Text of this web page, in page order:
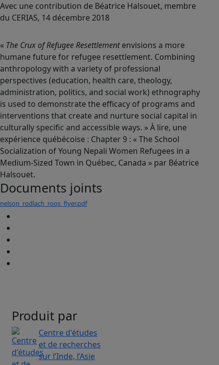
Avec une contribution de Béatrice Halsouet, membre
du CERIAS, 14 décembre 2018
« The Crux of Refugee Resettlementenvisions a more
humane future for refugee resettlement. Combining
anthropology with a variety of professional
perspectives (education, health care, theology,
administration, politics, and social work) ethnography
is used to demonstrate the efficacy of programs and
interventions that create and nurture social capital in
culturally specific and accessible ways. » À lire, une
expérience québécoise : Chapter 9 : « The School
Socialization of Young Nepali Women Refugees in a
Medium-Sized Town in Québec, Canada » par Béatrice
Halsouet.
Documents joints
nelson_rodlach_roos_flyer.pdf
Produit par
Centre d'études
et de recherches
sur l’Inde, l’Asie